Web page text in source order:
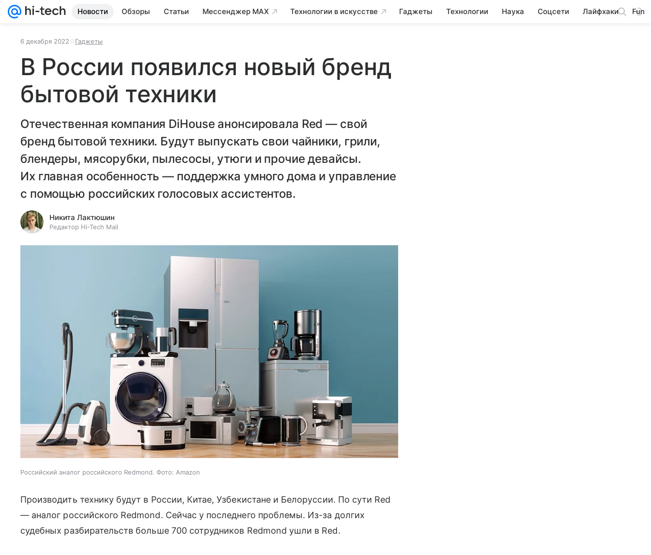
Новости Обзоры Статьи Мессенджер MAX Технологии в искусстве Гаджеты Технологии Наука Соцсети Лайфхаки Fun
6 декабря 2022 Гаджеты
В России появился новый бренд
бытовой техники
Отечественная компания DiHouse анонсировала Red — свой
бренд бытовой техники. Будут выпускать свои чайники, грили,
блендеры, мясорубки, пылесосы, утюги и прочие девайсы.
Их главная особенность — поддержка умного дома и управление
с помощью российских голосовых ассистентов.
Никита Лактюшин
Редактор Hi-Tech Mail
Российский аналог российского Redmond. Фото: Amazon
Производить технику будут в России, Китае, Узбекистане и Белоруссии. По сути Red
— аналог российского Redmond. Сейчас у последнего проблемы. Из-за долгих
судебных разбирательств больше 700 сотрудников Redmond ушли в Red.